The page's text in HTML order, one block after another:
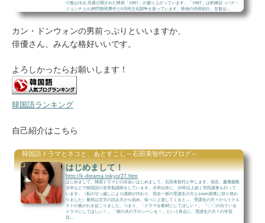
다뤘는데요.先週公開された映画「1987」が盛り上がっています。「1987」は朴鍾喆（パク・
ジョンチョル)拷問致死事件と6月民主化闘争を扱っています。映画の内容紹介。정황상...
カン・ドンウォンの男前っぷりといいますか、
俳優さん、みんな格好いいです。
よろしかったらお願いします！
韓国語ランキング
自己紹介はこちら
韓国語ドラマとネコと、あとすこし～石田美智代のブログ～
はじめまして！
http://k-dorama.tokyo/27.htm
はじめまして。韓国ドラマとの出会いはじめまして。石田美智代と申します。現在、慶應義塾
大学などで韓国語の非常勤講師をしています。大学以外に、10年以上続く市民講座も行って
います。（私の引っ越しにより講師が代わり、現在一部の受講生の方とzoom授業に切り替わ
りました）最初は文字の読み方から始め、徐々に上達してくると…、受講生の方々からリクエ
ストの嵐がわき起こりました。つまり、「ドラマを教材にしてほしい！」 「〇〇の出ている
ドラマにしてほしい！」 「桜の木の下のシーンを！」という具合に。受講生の方々の学習
目...